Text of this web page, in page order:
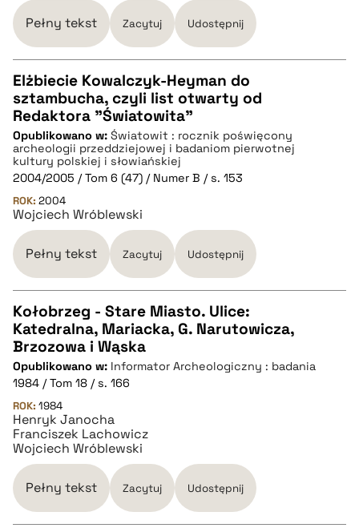
pobierz cytat
Pełny tekst Zacytuj Udostępnij
CZYSTY TEKST
pobierz cytat
BIBTEX
pobierz cytat
Elżbiecie Kowalczyk-Heyman do
sztambucha, czyli list otwarty od
Redaktora "Światowita"
Opublikowano w: Światowit : rocznik poświęcony
archeologii przeddziejowej i badaniom pierwotnej
kultury polskiej i słowiańskiej
2004/2005 / Tom 6 (47) / Numer B / s. 153
ROK: 2004
Wojciech Wróblewski
Pełny tekst Zacytuj Udostępnij
CZYSTY TEKST
pobierz cytat
BIBTEX
pobierz cytat
Kołobrzeg - Stare Miasto. Ulice:
Katedralna, Mariacka, G. Narutowicza,
Brzozowa i Wąska
Opublikowano w: Informator Archeologiczny : badania
1984 / Tom 18 / s. 166
ROK: 1984
Henryk Janocha
Franciszek Lachowicz
Wojciech Wróblewski
Pełny tekst Zacytuj Udostępnij